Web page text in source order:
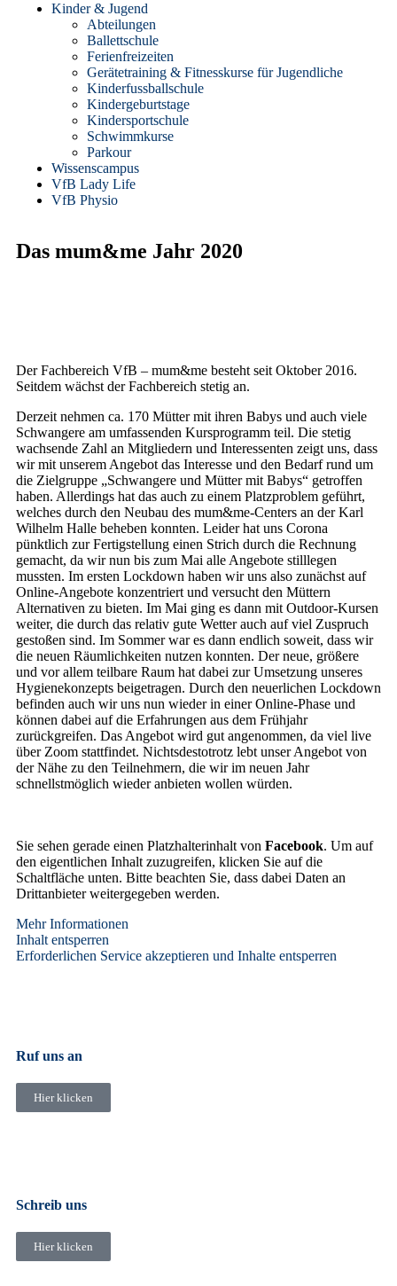
Kinder & Jugend
Abteilungen
Ballettschule
Ferienfreizeiten
Gerätetraining & Fitnesskurse für Jugendliche
Kinderfussballschule
Kindergeburtstage
Kindersportschule
Schwimmkurse
Parkour
Wissenscampus
VfB Lady Life
VfB Physio
Das mum&me Jahr 2020
Der Fachbereich VfB – mum&me besteht seit Oktober 2016.
Seitdem wächst der Fachbereich stetig an.
Derzeit nehmen ca. 170 Mütter mit ihren Babys und auch viele
Schwangere am umfassenden Kursprogramm teil. Die stetig
wachsende Zahl an Mitgliedern und Interessenten zeigt uns, dass
wir mit unserem Angebot das Interesse und den Bedarf rund um
die Zielgruppe „Schwangere und Mütter mit Babys“ getroffen
haben. Allerdings hat das auch zu einem Platzproblem geführt,
welches durch den Neubau des mum&me-Centers an der Karl
Wilhelm Halle beheben konnten. Leider hat uns Corona
pünktlich zur Fertigstellung einen Strich durch die Rechnung
gemacht, da wir nun bis zum Mai alle Angebote stilllegen
mussten. Im ersten Lockdown haben wir uns also zunächst auf
Online-Angebote konzentriert und versucht den Müttern
Alternativen zu bieten. Im Mai ging es dann mit Outdoor-Kursen
weiter, die durch das relativ gute Wetter auch auf viel Zuspruch
gestoßen sind. Im Sommer war es dann endlich soweit, dass wir
die neuen Räumlichkeiten nutzen konnten. Der neue, größere
und vor allem teilbare Raum hat dabei zur Umsetzung unseres
Hygienekonzepts beigetragen. Durch den neuerlichen Lockdown
befinden auch wir uns nun wieder in einer Online-Phase und
können dabei auf die Erfahrungen aus dem Frühjahr
zurückgreifen. Das Angebot wird gut angenommen, da viel live
über Zoom stattfindet. Nichtsdestotrotz lebt unser Angebot von
der Nähe zu den Teilnehmern, die wir im neuen Jahr
schnellstmöglich wieder anbieten wollen würden.
Sie sehen gerade einen Platzhalterinhalt von Facebook. Um auf
den eigentlichen Inhalt zuzugreifen, klicken Sie auf die
Schaltfläche unten. Bitte beachten Sie, dass dabei Daten an
Drittanbieter weitergegeben werden.
Mehr Informationen
Inhalt entsperren
Erforderlichen Service akzeptieren und Inhalte entsperren
Ruf uns an
Hier klicken
Schreib uns
Hier klicken